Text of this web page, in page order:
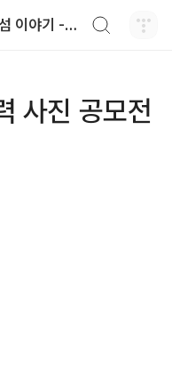
개구쟁이 태즈의 작은 섬 이야기 - blog
사진 공모전